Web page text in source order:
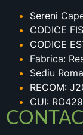
Sereni
CODICE
CODICE
Fabrica:
Sediu
RECOM:
CUI: